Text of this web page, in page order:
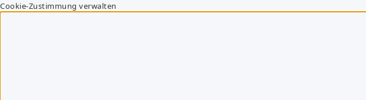
Cookie-Zustimmung verwalten